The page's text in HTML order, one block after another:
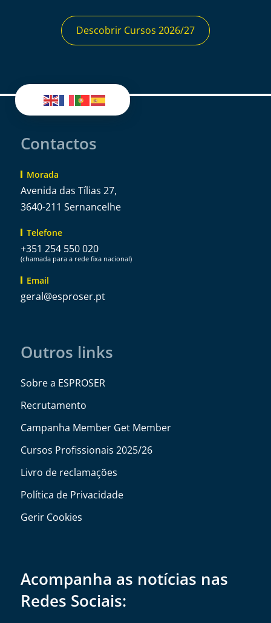
Descobrir Cursos 2026/27
Contactos
Morada
Avenida das Tílias 27,
3640-211 Sernancelhe
Telefone
+351 254 550 020
(chamada para a rede fixa nacional)
Email
tp.resorpse
@lareg
Outros links
Sobre a ESPROSER
Recrutamento
Campanha Member Get Member
Cursos Profissionais 2025/26
Livro de reclamações
Política de Privacidade
Gerir Cookies
Acompanha as notícias nas
Redes Sociais: